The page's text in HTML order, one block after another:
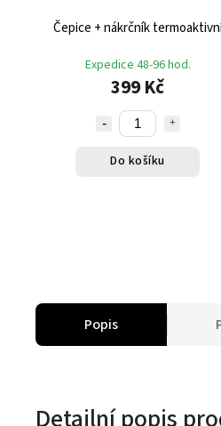
Čepice + nákrčník
Expedice 48-96 hod.
399 Kč
Do košíku
Popis
Detailní popis